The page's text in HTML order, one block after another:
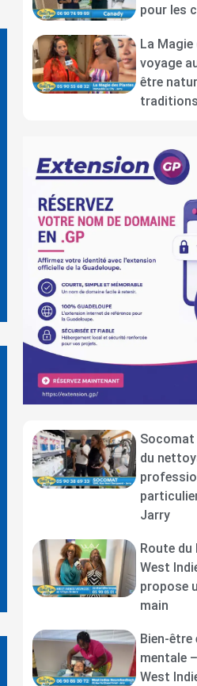
pour les
La
voyage
être
traditions
Socomat
du
Jarry
Route du
West
propose
main
Bien-
mentale
West